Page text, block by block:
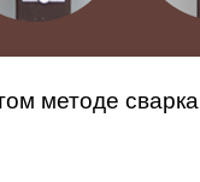
методе